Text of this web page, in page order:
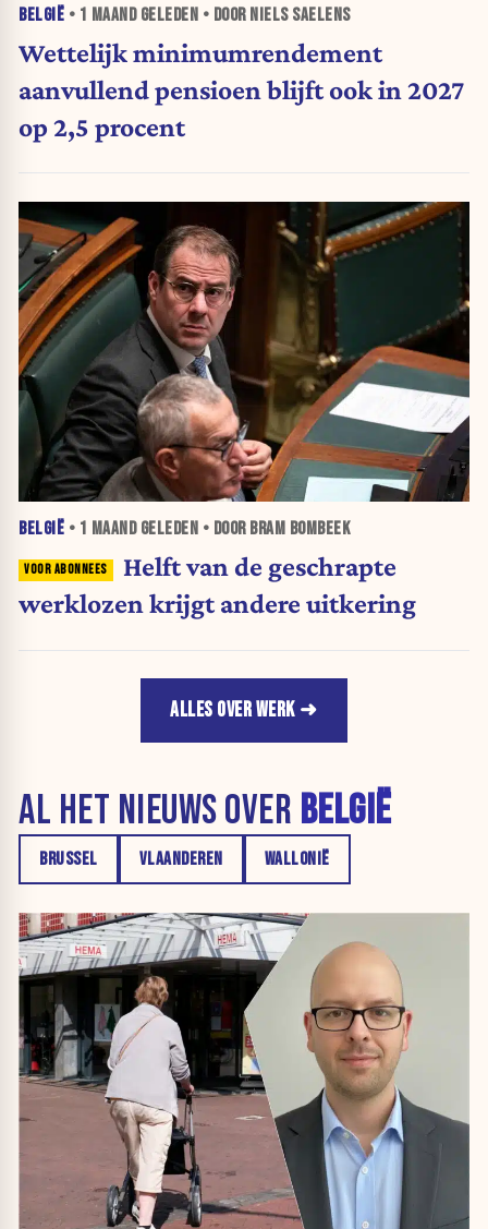
BELGIË • 1 MAANDGELEDEN • DOOR NIELS SAELENS
Wettelijk minimumrendement
aanvullend pensioen blijft ook in 2027
op 2,5 procent
BELGIË • 1 MAANDGELEDEN • DOOR BRAM BOMBEEK
Helft van de geschrapte
werklozen krijgt andere uitkering
ALLES OVER WERK
AL HET NIEUWS OVER BELGIË
BRUSSEL VLAANDEREN WALLONIË